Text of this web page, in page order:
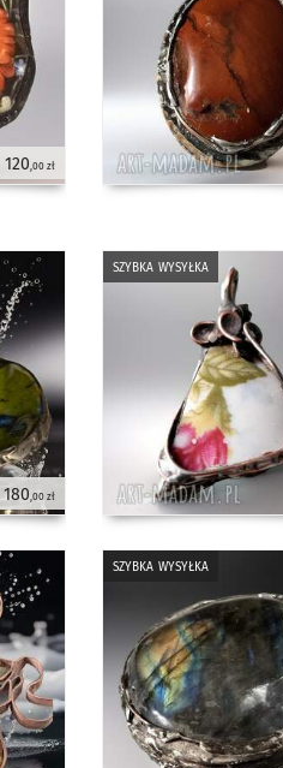
120,00 zł
180,00 zł
szybka wysyłka
szybka wysyłka